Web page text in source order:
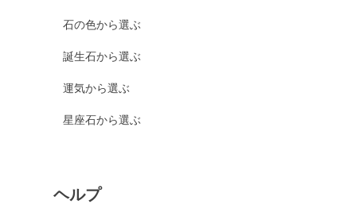
石の色から選ぶ
誕生石から選ぶ
運気から選ぶ
星座石から選ぶ
ヘルプ